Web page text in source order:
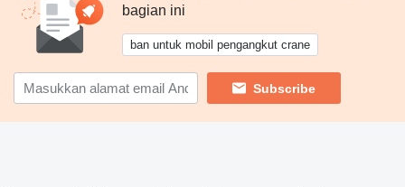
bagian ini
ban untuk mobil pengangkut crane
Subscribe